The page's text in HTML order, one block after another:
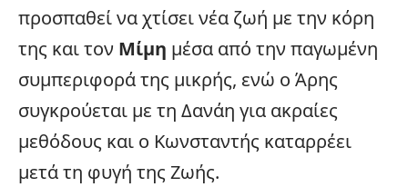
προσπαθεί να χτίσει νέα ζωή με την κόρη
της και τον Μίμη μέσα από την παγωμένη
συμπεριφορά της μικρής, ενώ ο Άρης
συγκρούεται με τη Δανάη για ακραίες
μεθόδους και ο Κωνσταντής καταρρέει
μετά τη φυγή της Ζωής.